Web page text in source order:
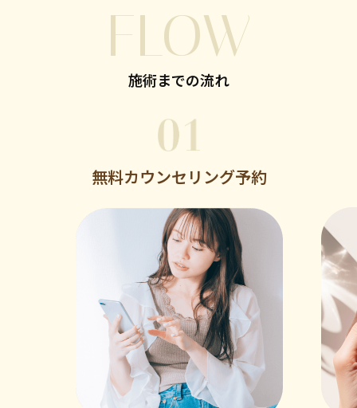
FLOW
施術までの流れ
無料カウンセリング予約